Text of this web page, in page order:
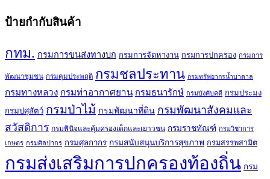
ป้ายกำกับสินค้า
กทม. กรมการขนส่งทางบก กรมการจัดหางาน กรมการปกครอง กรมการ
พัฒนาชุมชน กรมคุมประพฤติ กรมชลประทาน กรมทรัพยากรน้ำบาดาล
กรมทางหลวง กรมท่าอากาศยาน กรมธนารักษ์ กรมบังคับคดี กรมประมง
กรมปศุสัตว์ กรมป่าไม้ กรมพัฒนาที่ดิน กรมพัฒนาสังคมและ
สวัสดิการ กรมพินิจและคุ้มครองเด็กและเยาวชน กรมราชทัณฑ์ กรมวิชาการ
เกษตร กรมศิลปากร กรมศุลกากร กรมสนับสนุนบริการสุขภาพ กรมสรรพสามิต
กรมส่งเสริมการปกครองท้องถิ่น กรม